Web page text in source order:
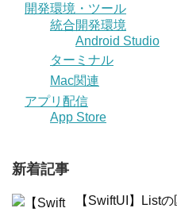
開発環境・ツール
統合開発環境
Android Studio
ターミナル
Mac関連
アプリ配信
App Store
新着記事
【SwiftUI】List